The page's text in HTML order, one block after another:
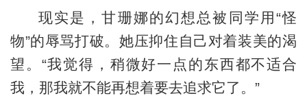
现实是，甘珊娜的幻想总被同学用“怪
物”的辱骂打破。她压抑住自己对着装美的渴
望。“我觉得，稍微好一点的东西都不适合
我，那我就不能再想着要去追求它了。”